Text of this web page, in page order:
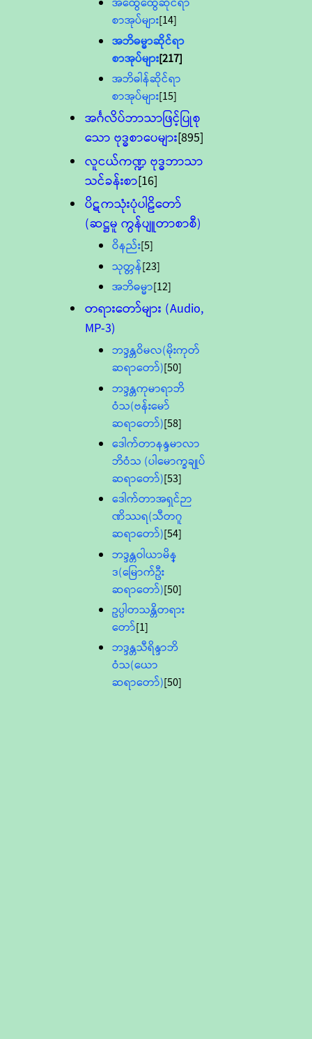
စာအုပ်များ[14]
အဘိဓမ္မာဆိုင်ရာ
စာအုပ်များ[217]
အဘိဓါန်ဆိုင်ရာ
စာအုပ်များ[15]
အင်္ဂလိပ်ဘာသာဖြင့်ပြုစု
သော ဗုဒ္ဓစာပေများ[895]
လူငယ်ကဏ္ဍ ဗုဒ္ဓဘာသာ
သင်ခန်းစာ[16]
ပိဋကသုံးပုံပါဠိတော်
(ဆဋ္ဌမူ ကွန်ပျူတာစာစီ)
ဝိနည်း[5]
သုတ္တန်[23]
အဘိဓမ္မာ[12]
တရားတော်များ (Audio,
MP-3)
ဘဒ္ဒန္တဝိမလ(မိုးကုတ်
ဆရာတော်)[50]
ဘဒ္ဒန္တကုမာရာဘိ
ဝံသ(ဗန်းမော်
ဆရာတော်)[58]
ဒေါက်တာနန္ဒမာလာ
ဘိဝံသ (ပါမောက္ခချုပ်
ဆရာတော်)[53]
ဒေါက်တာအရှင်ဉာ
ဏိဿရ(သီတဂူ
ဆရာတော်)[54]
ဘဒ္ဒန္တဝါယာမိန္
ဒ(မြောက်ဦး
ဆရာတော်)[50]
ဥပ္ပါတသန္တိတရား
တော်[1]
ဘဒ္ဒန္တသီရိန္ဒာဘိ
ဝံသ(ယော
ဆရာတော်)[50]